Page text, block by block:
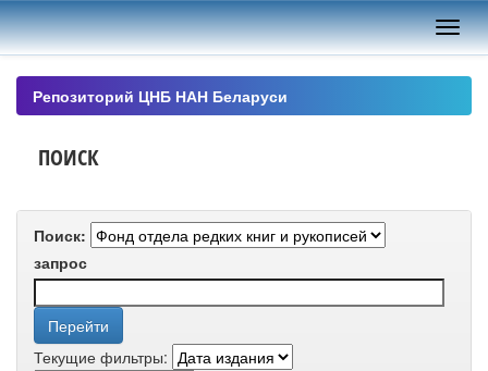
Skip
navigation
Репозиторий ЦНБ НАН Беларуси
ПОИСК
Поиск:
запрос
Текущие фильтры: